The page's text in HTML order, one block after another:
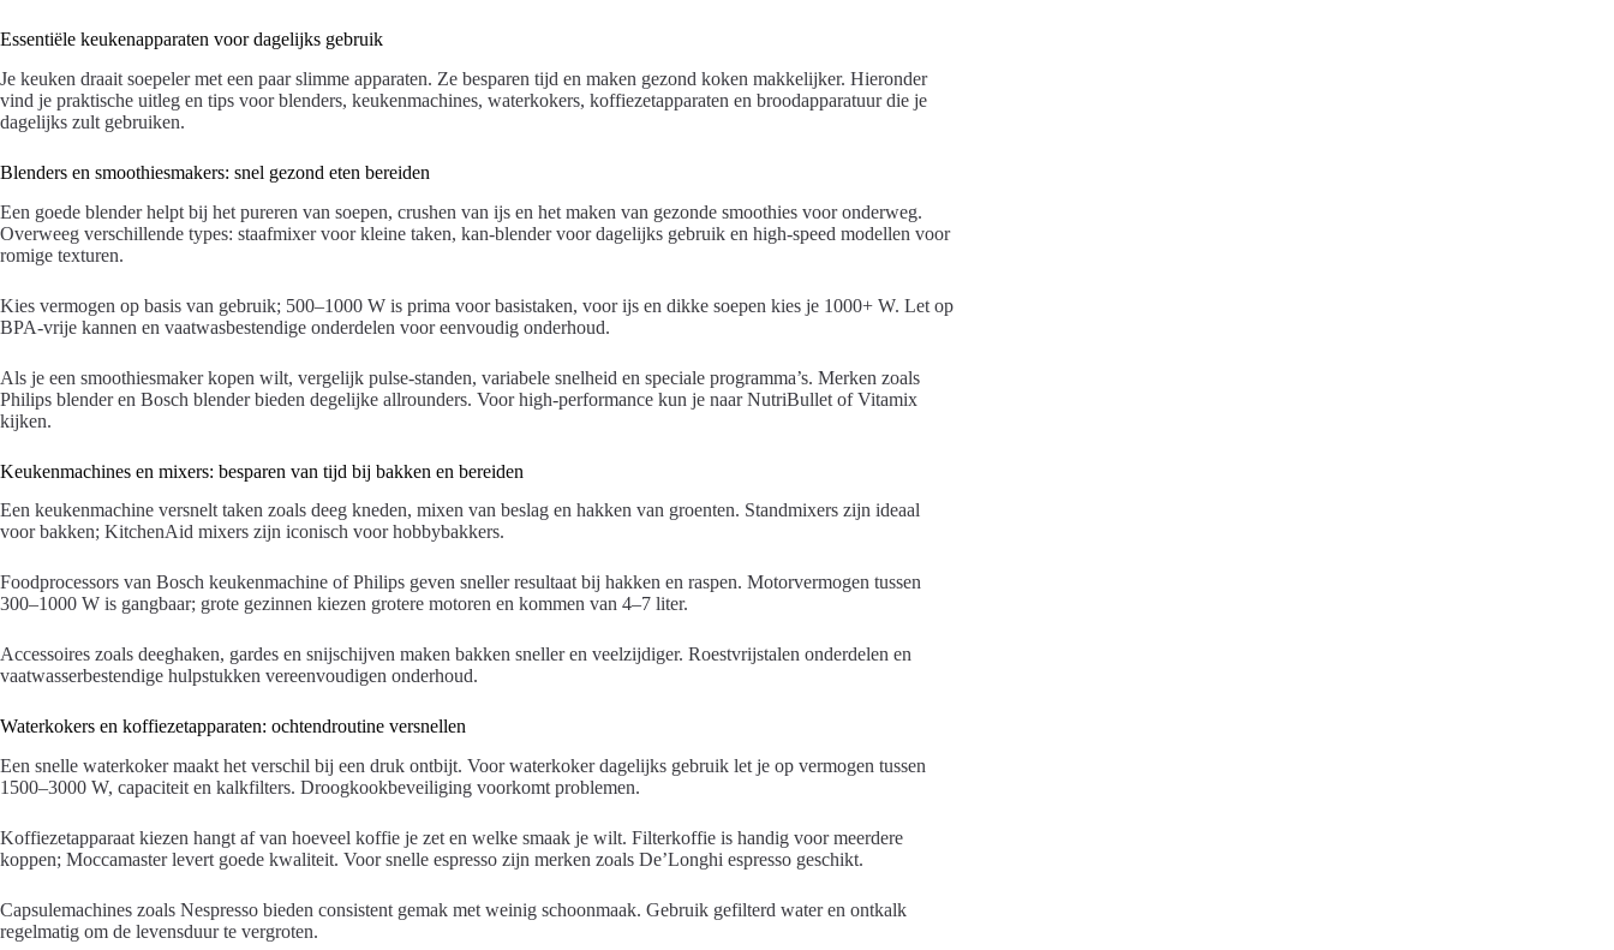
Essentiële keukenapparaten voor dagelijks gebruik
Je keuken draait soepeler met een paar slimme apparaten. Ze besparen tijd en maken gezond koken makkelijker. Hieronder
vind je praktische uitleg en tips voor blenders, keukenmachines, waterkokers, koffiezetapparaten en broodapparatuur die je
dagelijks zult gebruiken.
Blenders en smoothiesmakers: snel gezond eten bereiden
Een goede blender helpt bij het pureren van soepen, crushen van ijs en het maken van gezonde smoothies voor onderweg.
Overweeg verschillende types: staafmixer voor kleine taken, kan-blender voor dagelijks gebruik en high-speed modellen voor
romige texturen.
Kies vermogen op basis van gebruik; 500–1000 W is prima voor basistaken, voor ijs en dikke soepen kies je 1000+ W. Let op
BPA-vrije kannen en vaatwasbestendige onderdelen voor eenvoudig onderhoud.
Als je een smoothiesmaker kopen wilt, vergelijk pulse-standen, variabele snelheid en speciale programma’s. Merken zoals
Philips blender en Bosch blender bieden degelijke allrounders. Voor high-performance kun je naar NutriBullet of Vitamix
kijken.
Keukenmachines en mixers: besparen van tijd bij bakken en bereiden
Een keukenmachine versnelt taken zoals deeg kneden, mixen van beslag en hakken van groenten. Standmixers zijn ideaal
voor bakken; KitchenAid mixers zijn iconisch voor hobbybakkers.
Foodprocessors van Bosch keukenmachine of Philips geven sneller resultaat bij hakken en raspen. Motorvermogen tussen
300–1000 W is gangbaar; grote gezinnen kiezen grotere motoren en kommen van 4–7 liter.
Accessoires zoals deeghaken, gardes en snijschijven maken bakken sneller en veelzijdiger. Roestvrijstalen onderdelen en
vaatwasserbestendige hulpstukken vereenvoudigen onderhoud.
Waterkokers en koffiezetapparaten: ochtendroutine versnellen
Een snelle waterkoker maakt het verschil bij een druk ontbijt. Voor waterkoker dagelijks gebruik let je op vermogen tussen
1500–3000 W, capaciteit en kalkfilters. Droogkookbeveiliging voorkomt problemen.
Koffiezetapparaat kiezen hangt af van hoeveel koffie je zet en welke smaak je wilt. Filterkoffie is handig voor meerdere
koppen; Moccamaster levert goede kwaliteit. Voor snelle espresso zijn merken zoals De’Longhi espresso geschikt.
Capsulemachines zoals Nespresso bieden consistent gemak met weinig schoonmaak. Gebruik gefilterd water en ontkalk
regelmatig om de levensduur te vergroten.